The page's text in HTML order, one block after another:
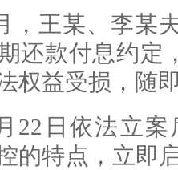
，王某、李某
还款付息约定
权益受损，随
22日依法立
的特点，立即